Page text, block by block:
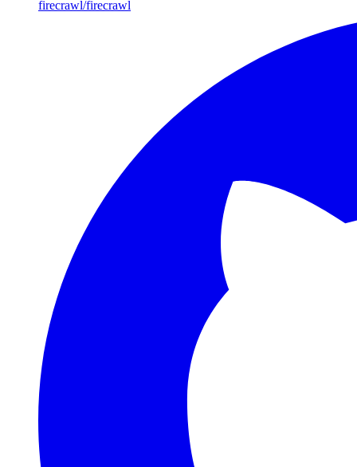
firecrawl/firecrawl